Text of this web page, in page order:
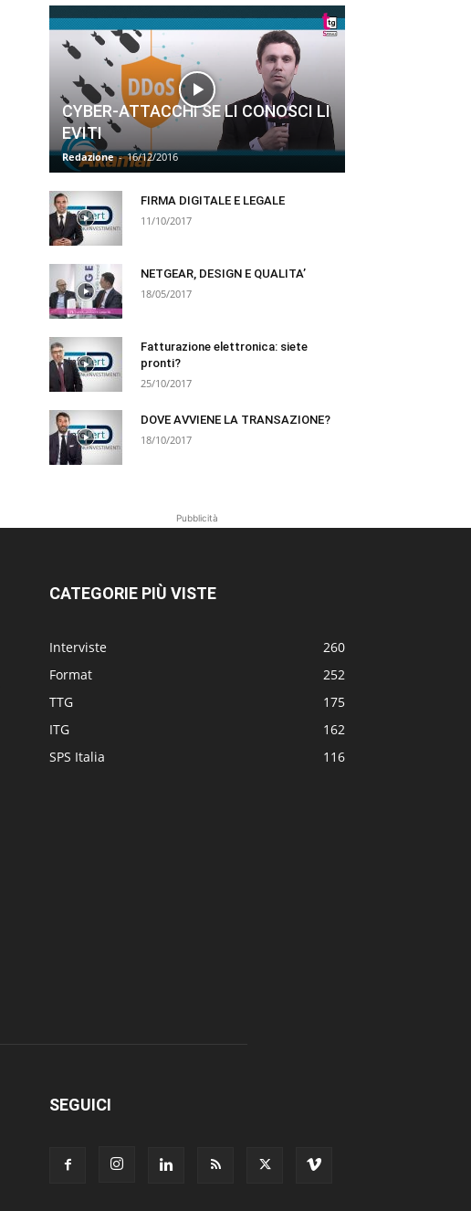
CYBER-ATTACCHI SE LI CONOSCI LI
EVITI
Redazione - 16/12/2016
FIRMA DIGITALE E LEGALE
11/10/2017
NETGEAR, DESIGN E QUALITA’
18/05/2017
Fatturazione elettronica: siete
pronti?
25/10/2017
DOVE AVVIENE LA TRANSAZIONE?
18/10/2017
Pubblicità
CATEGORIE PIÙ VISTE
Interviste
260
Format
252
TTG
175
ITG
162
SPS Italia
116
SEGUICI